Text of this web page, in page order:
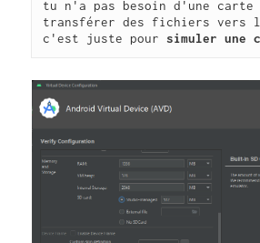
tu n'a pas besoin d'une carte
transférer des fichiers vers
c'est juste pour simuler une